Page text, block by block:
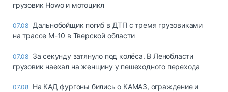
грузовик Howo и мотоцикл
07.08 Дальнобойщик погиб в ДТП с тремя грузовиками
на трассе М-10 в Тверской области
07.08 За секунду затянуло под колёса. В Ленобласти
грузовик наехал на женщину у пешеходного перехода
07.08 На КАД фургоны бились о КАМАЗ, ограждение и